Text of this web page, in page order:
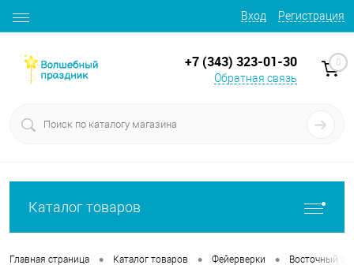
Вход Регистрация
+7 (343) 323-01-30
Обратная связь
0
Каталог товаров
Главная страница • Каталог товаров • Фейерверки • Восточный